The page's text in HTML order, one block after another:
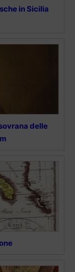
in Sicilia
delle